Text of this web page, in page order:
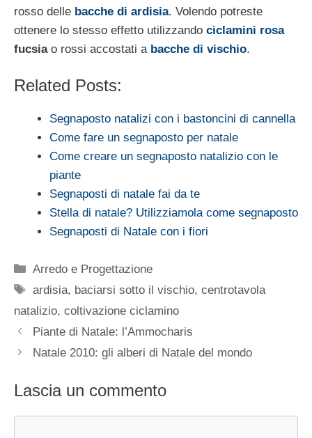
rosso delle bacche di ardisia. Volendo potreste
ottenere lo stesso effetto utilizzando ciclamini rosa
fucsia o rossi accostati a bacche di vischio.
Related Posts:
Segnaposto natalizi con i bastoncini di cannella
Come fare un segnaposto per natale
Come creare un segnaposto natalizio con le
piante
Segnaposti di natale fai da te
Stella di natale? Utilizziamola come segnaposto
Segnaposti di Natale con i fiori
Categorie
Arredo e Progettazione
Tag
ardisia, baciarsi sotto il vischio,centrotavola
natalizio, coltivazione ciclamino
Piante di Natale: l’Ammocharis
Natale 2010: gli alberi di Natale del mondo
Lascia un commento